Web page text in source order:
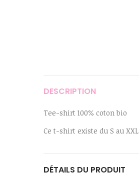
DESCRIPTION
Tee-shirt 100% coton bio
Ce t-shirt existe du S au XXL
DÉTAILS DU PRODUIT